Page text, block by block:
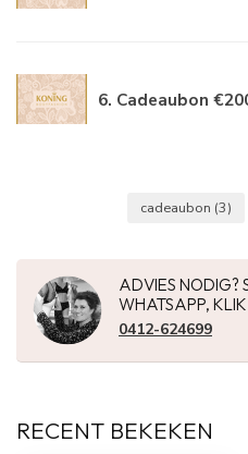
6. Cadeaubon
cadeaubon (3)
ADVIES NODIG?
WHATSAPP, KLIK
0412-624699
RECENT BEKEKEN